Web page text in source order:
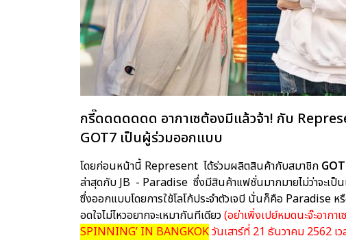
กรี๊ดดดดดดด อากาเซต้องมีแล้วจ้า! กับ
GOT7 เป็นผู้ร่วมออกแบบ
โดยก่อนหน้านี้ Represent ได้ร่วมผลิตสินค้ากับสมาชิก
ล่าสุดกับ JB - Paradise ซึ่งมีสินค้าแฟชั่นมากมายไม่ว่าจะเป็
ซึ่งออกแบบโดยการใช้โลโก้ประจำตัวเจบี นั่นก็คือ Paradise
อดใจไม่ไหวอยากจะเหมากันทีเดียว(อย่าเพิ่งเปย์หมดนะจ๊ะอากา
SPINNING’ IN BANGKOKวันเสาร์ที่ 21 ธันวาคม 2562 เ